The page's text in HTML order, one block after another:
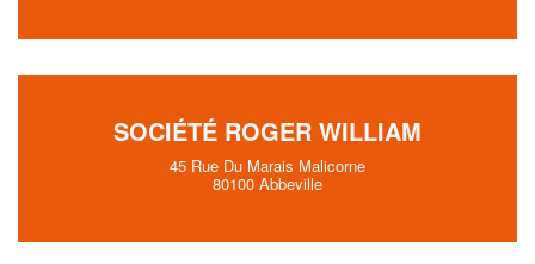
SOCIÉTÉ ROGER WILLIAM
45 Rue Du Marais Malicorne
80100 Abbeville